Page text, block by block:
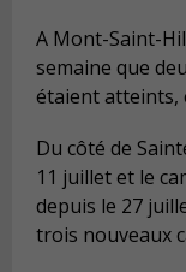
A Mont-Saint-
semaine que
étaient atteints,
Du côté de
11 juillet et le
depuis le 27
trois nouveaux